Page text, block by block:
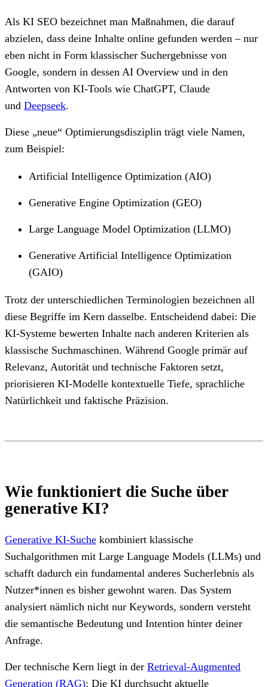
Als KI SEO bezeichnet man Maßnahmen, die darauf
abzielen, dass deine Inhalte online gefunden werden – nur
eben nicht in Form klassischer Suchergebnisse von
Google, sondern in dessen AI Overview und in den
Antworten von KI-Tools wie ChatGPT, Claude
und Deepseek.
Diese „neue“ Optimierungsdisziplin trägt viele Namen,
zum Beispiel:
Artificial Intelligence Optimization (AIO)
Generative Engine Optimization (GEO)
Large Language Model Optimization (LLMO)
Generative Artificial Intelligence Optimization
(GAIO)
Trotz der unterschiedlichen Terminologien bezeichnen all
diese Begriffe im Kern dasselbe. Entscheidend dabei: Die
KI-Systeme bewerten Inhalte nach anderen Kriterien als
klassische Suchmaschinen. Während Google primär auf
Relevanz, Autorität und technische Faktoren setzt,
priorisieren KI-Modelle kontextuelle Tiefe, sprachliche
Natürlichkeit und faktische Präzision.
Wie funktioniert die Suche über
generative KI?
Generative KI-Suche kombiniert klassische
Suchalgorithmen mit Large Language Models (LLMs) und
schafft dadurch ein fundamental anderes Sucherlebnis als
Nutzer*innen es bisher gewohnt waren. Das System
analysiert nämlich nicht nur Keywords, sondern versteht
die semantische Bedeutung und Intention hinter deiner
Anfrage.
Der technische Kern liegt in der Retrieval-Augmented
Generation (RAG): Die KI durchsucht aktuelle